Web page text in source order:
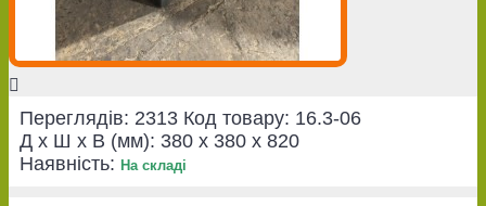
Переглядів: 2313 Код товару: 16.3-06
Д x Ш x В (мм): 380 x 380 x 820
Наявність: На складі